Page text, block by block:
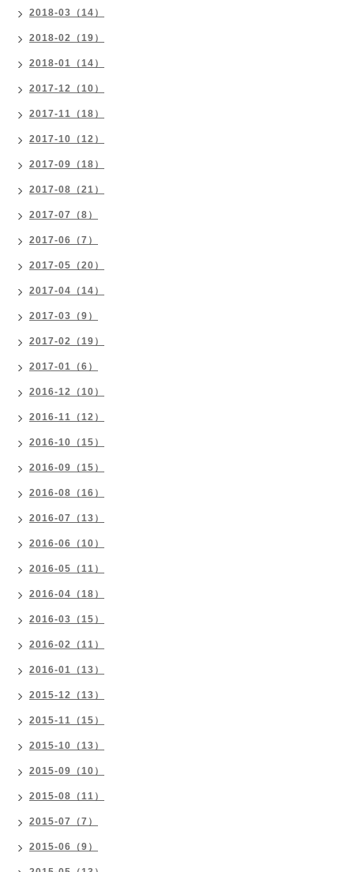
2018-03（14）
2018-02（19）
2018-01（14）
2017-12（10）
2017-11（18）
2017-10（12）
2017-09（18）
2017-08（21）
2017-07（8）
2017-06（7）
2017-05（20）
2017-04（14）
2017-03（9）
2017-02（19）
2017-01（6）
2016-12（10）
2016-11（12）
2016-10（15）
2016-09（15）
2016-08（16）
2016-07（13）
2016-06（10）
2016-05（11）
2016-04（18）
2016-03（15）
2016-02（11）
2016-01（13）
2015-12（13）
2015-11（15）
2015-10（13）
2015-09（10）
2015-08（11）
2015-07（7）
2015-06（9）